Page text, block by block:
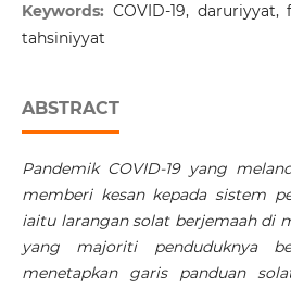
Keywords: COVID-19,
tahsiniyyat
ABSTRACT
Pandemik COVID-19 yang
memberi kesan kepada sistem
iaitu larangan solat berjemaah di
yang majoriti penduduknya
menetapkan garis panduan